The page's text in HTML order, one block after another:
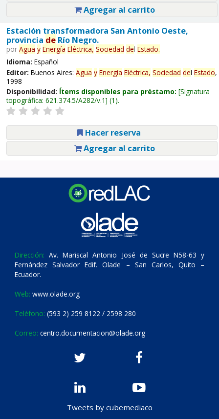
Agregar al carrito
Estación transformadora San Antonio Oeste,
provincia deRío Negro.
por Agua y Energía Eléctrica, Sociedad del Estado.
Idioma: Español
Editor: Buenos Aires: Agua y Energía Eléctrica, Sociedad del Estado,
1998
Disponibilidad: Ítems disponibles para préstamo: Signatura
topográfica: 621.374.5/A282/v.1 (1).
Hacer reserva
Agregar al carrito
Dirección: Av. Mariscal Antonio José de Sucre N58-63 y
Fernández Salvador Edif. Olade – San Carlos, Quito –
Ecuador.
Web: www.olade.org
Teléfono: (593 2) 259 8122 / 2598 280
Correo: centro.documentacion@olade.org
Tweets by cubemediaco